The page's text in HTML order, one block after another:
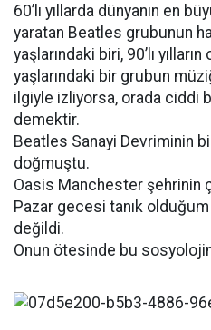
60’lı yıllarda dünyanın en
yaratan Beatles grubunun
yaşlarındaki biri, 90’lı yılların
yaşlarındaki bir grubun
ilgiyle izliyorsa, orada ciddi
demektir.
Beatles Sanayi Devriminin
doğmuştu.
Oasis Manchester şehrinin
Pazar gecesi tanık
değildi.
Onun ötesinde bu